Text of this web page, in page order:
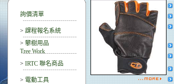
詢價清單
> 課程報名系統
> 攀樹用品
Tree Work
> IRTC 聯名商品
> 電動工具